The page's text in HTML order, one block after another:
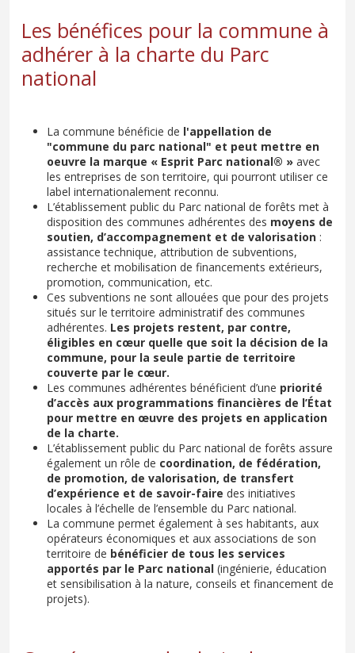
Les bénéfices pour la commune à
adhérer à la charte du Parc
national
La commune bénéficie de l'appellation de
"commune du parc national" et peut mettre en
oeuvre la marque « Esprit Parc national® » avec
les entreprises de son territoire, qui pourront utiliser ce
label internationalement reconnu.
L’établissement public du Parc national de forêts met à
disposition des communes adhérentes des moyens de
soutien, d’accompagnement et de valorisation :
assistance technique, attribution de subventions,
recherche et mobilisation de financements extérieurs,
promotion, communication, etc.
Ces subventions ne sont allouées que pour des projets
situés sur le territoire administratif des communes
adhérentes. Les projets restent, par contre,
éligibles en cœur quelle que soit la décision de la
commune, pour la seule partie de territoire
couverte par le cœur.
Les communes adhérentes bénéficient d’une priorité
d’accès aux programmations financières de l’État
pour mettre en œuvre des projets en application
de la charte.
L’établissement public du Parc national de forêts assure
également un rôle de coordination, de fédération,
de promotion, de valorisation, de transfert
d’expérience et de savoir-faire des initiatives
locales à l’échelle de l’ensemble du Parc national.
La commune permet également à ses habitants, aux
opérateurs économiques et aux associations de son
territoire de bénéficier de tous les services
apportés par le Parc national (ingénierie, éducation
et sensibilisation à la nature, conseils et financement de
projets).